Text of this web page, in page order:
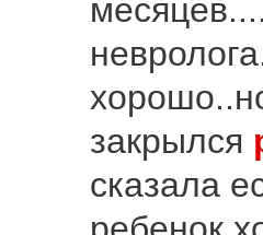
закрылся
сказала